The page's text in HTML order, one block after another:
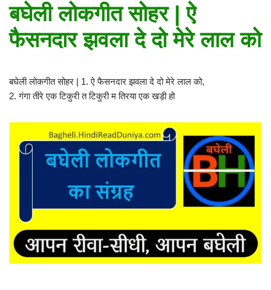
बघेली लोकगीत सोहर | ऐ
फैसनदार झवला दे दो मेरे लाल को
बघेली लोकगीत सोहर | 1. ऐ फैसनदार झवला दे दो मेरे लाल को,
2. गंगा तीरे एक टिकुरी त टिकुरी म तिरया एक खड़ी हो